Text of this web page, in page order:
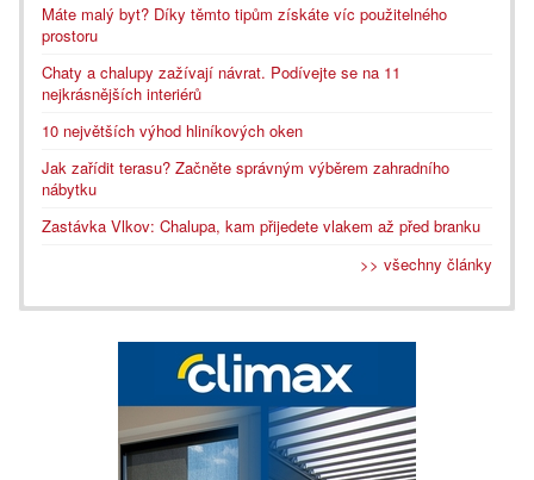
Máte malý byt? Díky těmto tipům získáte víc použitelného
prostoru
Chaty a chalupy zažívají návrat. Podívejte se na 11
nejkrásnějších interiérů
10 největších výhod hliníkových oken
Jak zařídit terasu? Začněte správným výběrem zahradního
nábytku
Zastávka Vlkov: Chalupa, kam přijedete vlakem až před branku
>> všechny články